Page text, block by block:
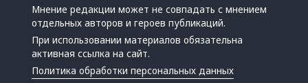
Мнение редакции может не совпадать с мнением
отдельных авторов и героев публикаций.
При использовании материалов обязательна
активная ссылка на сайт.
Политика обработки персональных данных